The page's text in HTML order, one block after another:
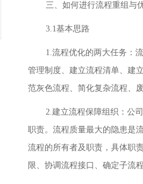
三、如何进行流程重组与
3.1基本思路
1.流程优化的两大任务：
管理制度、建立流程清单、建
范灰色流程、简化复杂流程、
2.建立流程保障组织：公
职责。流程质量最大的隐患是
流程的所有者及职责，具体职
限、协调流程接口、确定子流